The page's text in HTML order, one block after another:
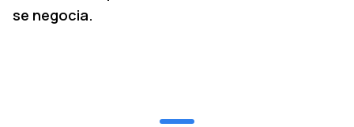
se negocia.